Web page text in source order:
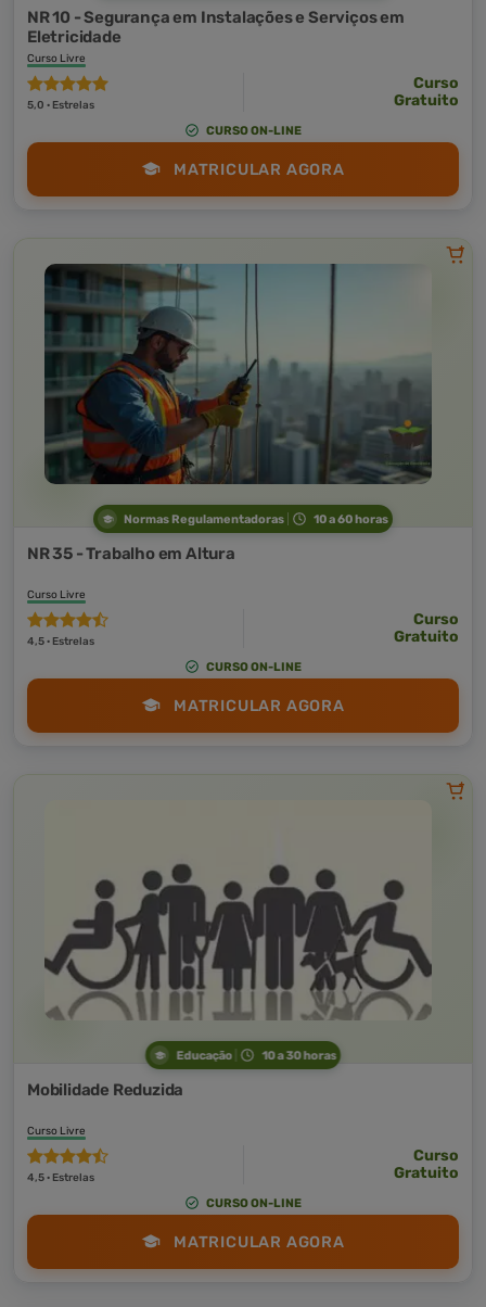
NR 10 - Segurança em Instalações e Serviços em
Eletricidade
Curso Livre
5,0 · Estrelas
Curso
Gratuito
CURSO ON-LINE
MATRICULAR AGORA
Normas Regulamentadoras 10 a 60 horas
NR 35 - Trabalho em Altura
Curso Livre
4,5 · Estrelas
Curso
Gratuito
CURSO ON-LINE
MATRICULAR AGORA
Educação 10 a 30 horas
Mobilidade Reduzida
Curso Livre
4,5 · Estrelas
Curso
Gratuito
CURSO ON-LINE
MATRICULAR AGORA